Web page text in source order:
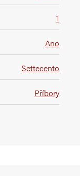
1
Ano
Settecento
Příbory